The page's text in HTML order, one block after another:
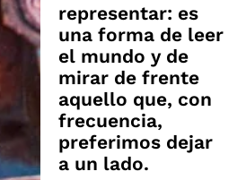
representar: es
una forma de leer
el mundo y de
mirar de frente
aquello que, con
frecuencia,
preferimos dejar
a un lado.